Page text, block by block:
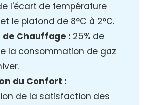
l'écart de température
le plafond de 8°C à 2°C.
de Chauffage : 25% de
la consommation de gaz
du Confort :
de la satisfaction des